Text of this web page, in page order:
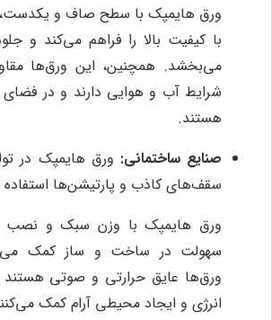
ورق هایمپک با سطح صاف و یکدست،
با کیفیت بالا را فراهم می‌کند و
می‌بخشد. همچنین، این ورق‌ها
شرایط آب و هوایی دارند و در فضای
هستند.
صنایع ساختمانی: ورق هایمپک در
سقف‌های کاذب و پارتیشن‌ها
ورق هایمپک با وزن سبک و نصب
سهولت در ساخت و ساز کمک
ورق‌ها عایق حرارتی و صوتی
انرژی و ایجاد محیطی آرام کمک